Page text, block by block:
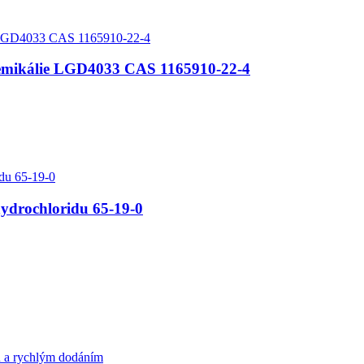
LGD4033 CAS 1165910-22-4
65-19-0